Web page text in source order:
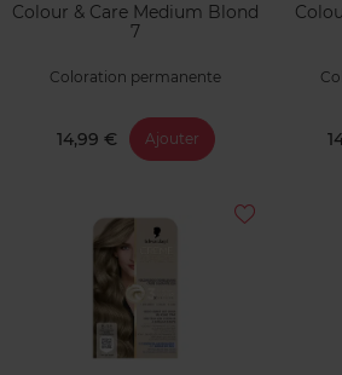
Colour & Care Medium Blond
7
Coloration permanente
14,99 € Ajouter